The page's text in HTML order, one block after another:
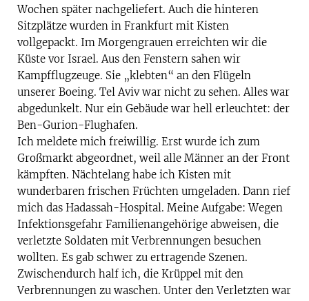
Wochen später nachgeliefert. Auch die hinteren
Sitzplätze wurden in Frankfurt mit Kisten
vollgepackt. Im Morgengrauen erreichten wir die
Küste vor Israel. Aus den Fenstern sahen wir
Kampfflugzeuge. Sie „klebten“ an den Flügeln
unserer Boeing. Tel Aviv war nicht zu sehen. Alles war
abgedunkelt. Nur ein Gebäude war hell erleuchtet: der
Ben-Gurion-Flughafen.
Ich meldete mich freiwillig. Erst wurde ich zum
Großmarkt abgeordnet, weil alle Männer an der Front
kämpften. Nächtelang habe ich Kisten mit
wunderbaren frischen Früchten umgeladen. Dann rief
mich das Hadassah-Hospital. Meine Aufgabe: Wegen
Infektionsgefahr Familienangehörige abweisen, die
verletzte Soldaten mit Verbrennungen besuchen
wollten. Es gab schwer zu ertragende Szenen.
Zwischendurch half ich, die Krüppel mit den
Verbrennungen zu waschen. Unter den Verletzten war